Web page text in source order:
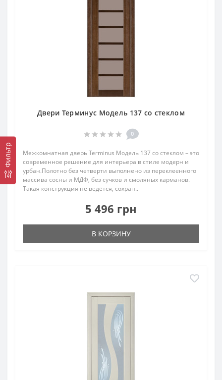
Фильтр
Двери Терминус Модель 137 со стеклом
0
Межкомнатная дверь Terminus Модель 137 со стеклом – это
современное решение для интерьера в стиле модерн и
урбан.Полотно без четверти выполнено из переклеенного
массива сосны и МДФ, без сучков и смоляных карманов.
Такая конструкция не ведётся, сохран..
5 496 грн
В КОРЗИНУ